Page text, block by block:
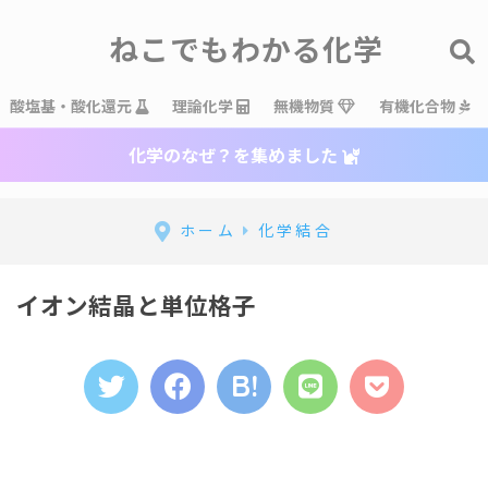
ねこでもわかる化学
酸塩基・酸化還元 理論化学 無機物質 有機化合物
化学のなぜ？を集めました
ホーム 化学結合
イオン結晶と単位格子